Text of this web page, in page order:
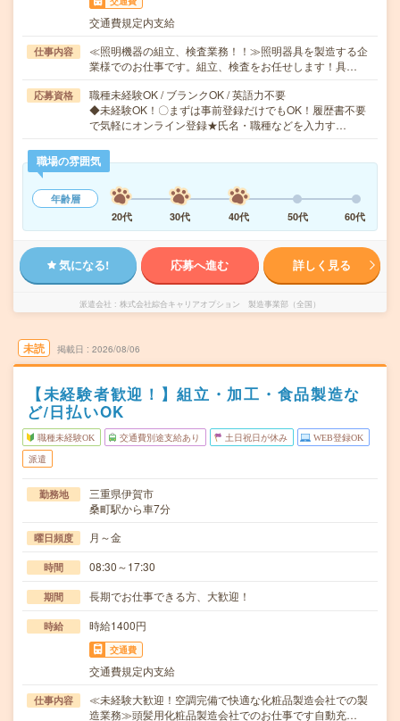
交通費規定内支給
仕事内容
≪照明機器の組立、検査業務！！≫照明器具を製造する企
業様でのお仕事です。組立、検査をお任せします！具…
応募資格
職種未経験OK / ブランクOK / 英語力不要
◆未経験OK！〇まずは事前登録だけでもOK！履歴書不要
で気軽にオンライン登録★氏名・職種などを入力す…
職場の雰囲気
年齢層
20代
30代 40代 50代 60代
気になる! 応募へ進む 詳しく見る
派遣会社 株式会社綜合キャリアオプション 製造事業部（全国）
未読 掲載日 2026/08/06
【未経験者歓迎！】組立・加工・食品製造な
ど/日払いOK
職種未経験OK 交通費別途支給あり 土日祝日が休み WEB登録OK
派遣
勤務地
三重県伊賀市
桑町駅から車7分
曜日頻度 月～金
時間 08:30～17:30
期間 長期でお仕事できる方、大歓迎！
時給 時給1400円
交通費
交通費規定内支給
仕事内容
≪未経験大歓迎！空調完備で快適な化粧品製造会社での製
造業務≫頭髪用化粧品製造会社でのお仕事です自動充…